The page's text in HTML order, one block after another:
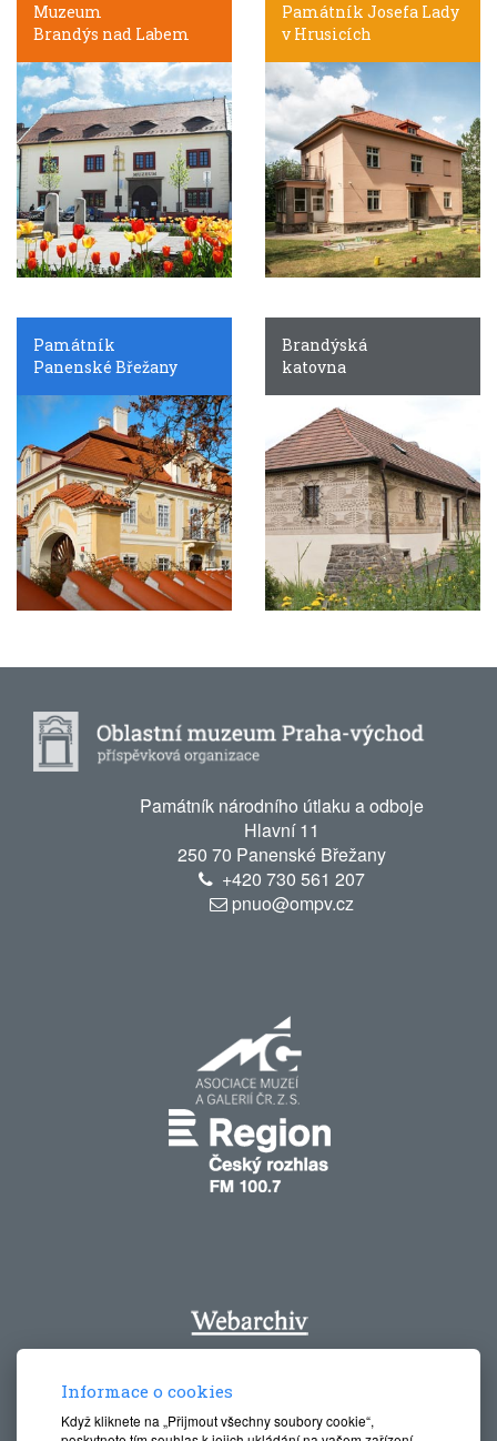
Muzeum
Brandýs nad Labem
Památník Josefa Lady
v Hrusicích
Památník
Panenské Břežany
Brandýská
katovna
Památník národního útlaku a odboje
Hlavní 11
250 70 Panenské Břežany
+420 730 561 207
pnuo@ompv.cz
Informace o cookies
Když kliknete na „Přijmout všechny soubory cookie“,